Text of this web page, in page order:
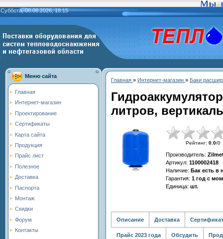
Суббота, 08.08.2026, 18:15
Меню сайта
Главная
Интернет-магазин
Проектирование
Сертификаты
Карта сайта
Продукция
Прайс лист
Полезное
Доставка
Паспорта
Монтаж
Скидки
Форум
Контакты
Главная » Интернет-магазин » Баки
литров,
Рейтинг: 0.0/0
Производитель:
Артикул: 1100002418
Наличие: Бак есть в
Гарантия: 1 год с
Единица: шт.
Описание Доставка Сертификат
Прайс 2023 года Обсудить